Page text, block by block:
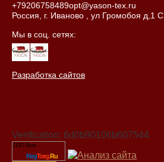
+79206758489opt@yason-tex.ru
Россия, г. Иваново , ул Громобоя д,1 С
Мы в соц. сетях:
Разработка сайтов
Verification: 6d0b90106b607544
ООО Ясон
RegTorg.Ru